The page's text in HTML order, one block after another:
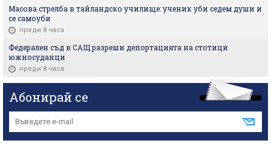
Масова стрелба в тайландско училище: ученик уби седем души и
се самоуби
преди 8 часа
Федерален съд в САЩ разреши депортацията на стотици
южносуданци
преди 8 часа
Абонирай се